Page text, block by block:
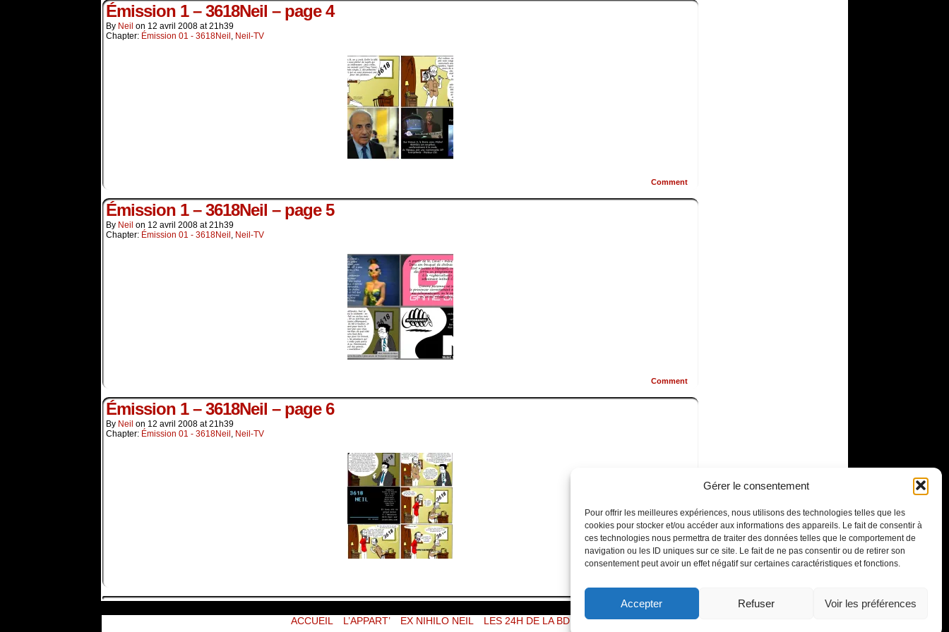
Gérer le consentement
Pour offrir les meilleures expériences, nous utilisons des technologies telles que les
cookies pour stocker et/ou accéder aux informations des appareils. Le fait de consentir à
ces technologies nous permettra de traiter des données telles que le comportement de
navigation ou les ID uniques sur ce site. Le fait de ne pas consentir ou de retirer son
consentement peut avoir un effet négatif sur certaines caractéristiques et fonctions.
Accepter Refuser Voir les préférences
Émission 1 – 3618Neil – page 4
By Neil on 12 avril 2008 at21h39
Chapter: Émission 01 - 3618Neil , Neil-TV
Comment
Émission 1 – 3618Neil – page 5
By Neil on 12 avril 2008 at21h39
Chapter: Émission 01 - 3618Neil , Neil-TV
Comment
Émission 1 – 3618Neil – page 6
By Neil on 12 avril 2008 at21h39
Chapter: Émission 01 - 3618Neil , Neil-TV
ACCUEIL L’APPART’ EX NIHILO NEIL LES 24H DE LA BD NEIL-TV 1SE9C